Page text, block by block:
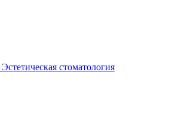
Эстетическая стоматология